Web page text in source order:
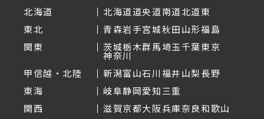
北海道 北海道道央道南道北道東
東北
青森岩手宮城秋田山形福島
関東
茨城栃木群馬埼玉千葉東京
神奈川
甲信越・北陸
新潟富山石川福井山梨長野
東海
岐阜静岡愛知三重
関西
滋賀京都大阪兵庫奈良和歌山